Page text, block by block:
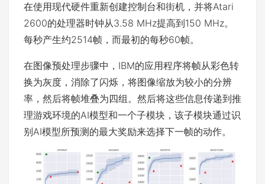
在使用现代硬件重新创建控制台和街机，并将Atari
2600的处理器时钟从3.58 MHz提高到150 MHz。
每秒产生约2514帧，而最初的每秒60帧。
在图像预处理步骤中，IBM的应用程序将帧从彩色转
换为灰度，消除了闪烁，将图像缩放为较小的分辨
率，然后将帧堆叠为四组。然后将这些信息传递到推
理游戏环境的AI模型和一个子模块，该子模块通过识
别AI模型所预测的最大奖励来选择下一帧的动作。